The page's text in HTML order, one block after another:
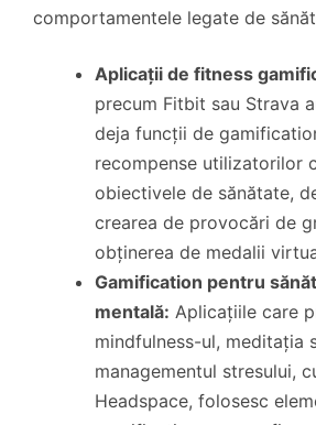
comportamentele legate de
Aplicații de fitness
precum Fitbit sau Strava
deja funcții de
recompense utilizatorilor
obiectivele de sănătate,
crearea de provocări de
obținerea de medalii
Gamification pentru
mentală: Aplicațiile care
mindfulness-ul, meditația
managementul stresului,
Headspace, folosesc